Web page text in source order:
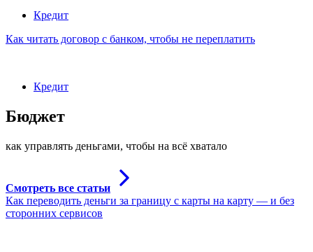
Кредит
Как читать договор с банком, чтобы не переплатить
Кредит
Бюджет
как управлять деньгами, чтобы на всё хватало
Смотреть все статьи
Как переводить деньги за границу с карты на карту — и без
сторонних сервисов